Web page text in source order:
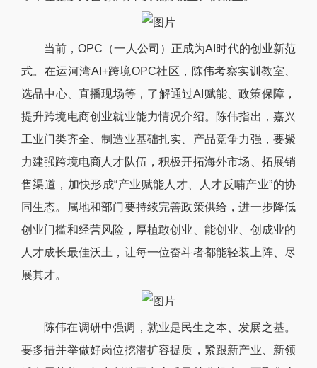
当前，OPC（一人公司）正成为AI时代的创业新范
式。在运河湾AI+跨境OPC社区，陈伟考察实训教室、
选品中心、直播现场等，了解通过AI赋能、政策保障，
提升跨境电商创业就业能力情况介绍。陈伟指出，嘉兴
工业门类齐全、制造业基础扎实、产品竞争力强，要聚
力建强跨境电商人才队伍，积极开拓海外市场、拓展销
售渠道，加快形成“产业赋能人才、人才反哺产业”的协
同生态。属地和部门要持续完善政策供给，进一步降低
创业门槛和经营风险，厚植敢创业、能创业、创成业的
人才成长最佳沃土，让每一位奋斗者都能轻装上阵、尽
展其才。
陈伟在调研中强调，就业是民生之本、发展之基。
要多措并举做好岗位挖潜扩容提质，紧跟新产业、新领